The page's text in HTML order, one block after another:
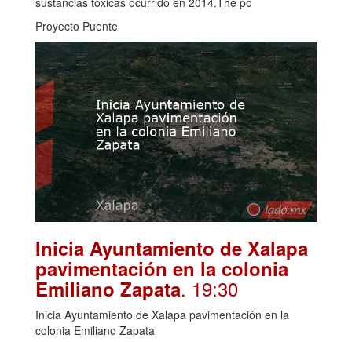
Proyecto Puente
Inicia Ayuntamiento de Xalapa
pavimentación en la colonia
Emiliano Zapata. 19:30
Inicia Ayuntamiento de Xalapa pavimentación en la
colonia Emiliano Zapata